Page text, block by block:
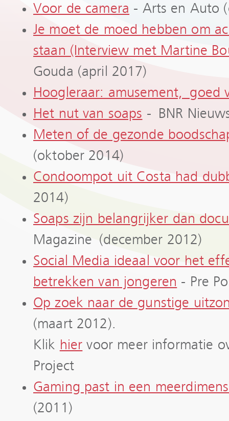
Voor de camera - Arts en Auto
Je moet de moed hebben om
staan (Interview met Martine
Gouda (april 2017)
Hoogleraar: amusement, goed
Het nut van soaps - BNR
Meten of de gezonde
(oktober 2014)
Condoompot uit Costa had
2014)
Soaps zijn belangrijker dan
Magazine (december 2012)
Social Media ideaal voor het
betrekken van jongeren - Pre
Op zoek naar de gunstige
(maart 2012).
Klik hier voor meer informatie
Project
Gaming past in een
(2011)